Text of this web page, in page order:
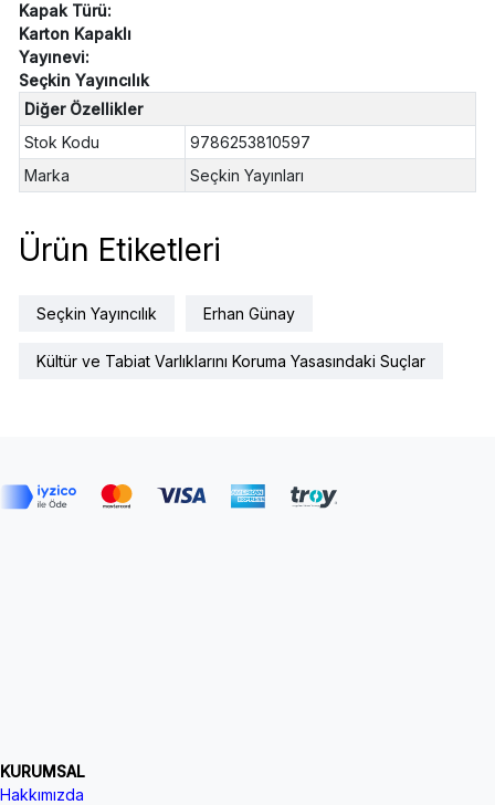
Kapak Türü:
Karton Kapaklı
Yayınevi:
Seçkin Yayıncılık
Diğer Özellikler
Stok Kodu
9786253810597
Marka
Seçkin Yayınları
Ürün Etiketleri
Seçkin Yayıncılık Erhan Günay
Kültür ve Tabiat Varlıklarını Koruma Yasasındaki Suçlar
KURUMSAL
Hakkımızda